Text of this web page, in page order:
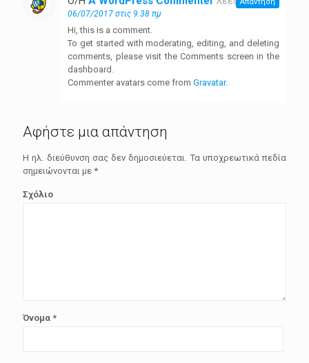
06/07/2017 στις 9:38 πμ
Hi, this is a comment.
To get started with moderating, editing, and deleting
comments, please visit the Comments screen in the
dashboard.
Commenter avatars come from Gravatar.
Αφήστε μια απάντηση
Η ηλ. διεύθυνση σας δεν δημοσιεύεται. Τα υποχρεωτικά πεδία
σημειώνονται με *
Σχόλιο
Όνομα *